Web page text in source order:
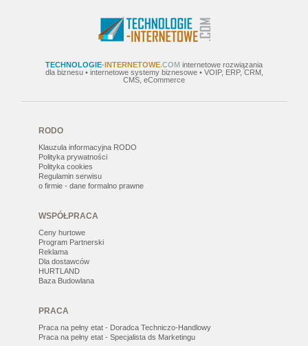
TECHNOLOGIE-INTERNETOWE.COM internetowe rozwiązania
dla biznesu • internetowe systemy biznesowe • VOIP, ERP, CRM,
CMS, eCommerce
RODO
Klauzula informacyjna RODO
Polityka prywatności
Polityka cookies
Regulamin serwisu
o firmie - dane formalno prawne
WSPÓŁPRACA
Ceny hurtowe
Program Partnerski
Reklama
Dla dostawców
HURTLAND
Baza Budowlana
PRACA
Praca na pełny etat - Doradca Techniczo-Handlowy
Praca na pełny etat - Specjalista ds Marketingu